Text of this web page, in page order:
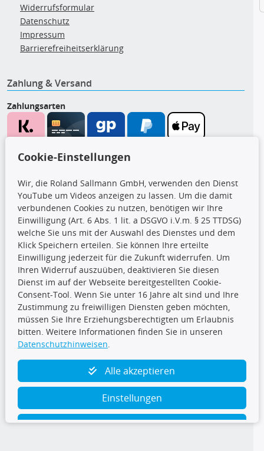
Widerrufsformular
Datenschutz
Impressum
Barrierefreiheitserklärung
Zahlung & Versand
Zahlungsarten
CARAT Gruppe
Folge uns
TecDoc Inside
Cookie-Einstellungen
Wir, die Roland Sallmann GmbH, verwenden den Dienst
YouTube um Videos anzeigen zu lassen. Um die damit
verbundenen Cookies zu nutzen, benötigen wir Ihre
Einwilligung (Art. 6 Abs. 1 lit. a DSGVO i.V.m. § 25 TTDSG)
welche Sie uns mit der Auswahl des Dienstes und dem
Klick Speichern erteilen. Sie können Ihre erteilte
Einwilligung jederzeit für die Zukunft widerrufen. Um
Ihren Widerruf auszuüben, deaktivieren Sie diesen
Dienst im auf der Webseite bereitgestellten Cookie-
Consent-Tool. Wenn Sie unter 16 Jahre alt sind und Ihre
Zustimmung zu freiwilligen Diensten geben möchten,
müssen Sie Ihre Erziehungsberechtigten um Erlaubnis
bitten. Weitere Informationen finden Sie in unseren
Datenschutzhinweisen.
Alle akzeptieren
Einstellungen
Ablehnen